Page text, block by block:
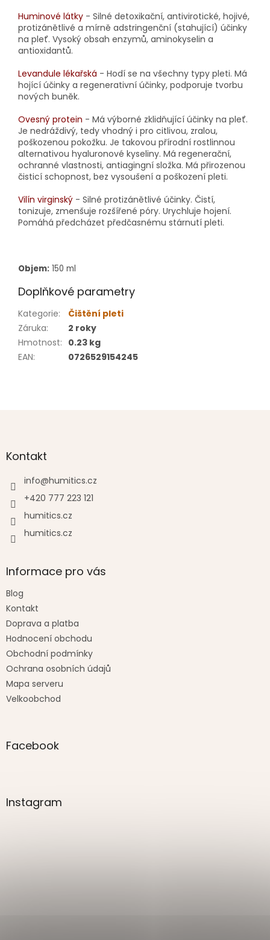
Huminové látky - Silné detoxikační, antivirotické, hojivé,
protizánětlivé a mírně adstringenční (stahující) účinky
na pleť. Vysoký obsah enzymů, aminokyselin a
antioxidantů.
Levandule lékařská - Hodí se na všechny typy pleti. Má
hojící účinky a regenerativní účinky, podporuje tvorbu
nových buněk.
Ovesný protein - Má výborné zklidňující účinky na pleť.
Je nedráždivý, tedy vhodný i pro citlivou, zralou,
poškozenou pokožku. Je takovou přírodní rostlinnou
alternativou hyaluronové kyseliny. Má regenerační,
ochranné vlastnosti, antiagingní složka. Má přirozenou
čisticí schopnost, bez vysoušení a poškození pleti.
Vilín virginský - Silné protizánětlivé účinky. Čistí,
tonizuje, zmenšuje rozšířené póry. Urychluje hojení.
Pomáhá předcházet předčasnému stárnutí pleti.
Objem: 150 ml
Doplňkové parametry
Kategorie:
Čištění pleti
Záruka:
2 roky
Hmotnost: 0.23 kg
EAN: 0726529154245
aKontakt
info@humitics.cz
+420 777 223 121
humitics.cz
humitics.cz
Informace pro vás
Blog
Kontakt
Doprava a platba
Hodnocení obchodu
Obchodní podmínky
Ochrana osobních údajů
Mapa serveru
Velkoobchod
Facebook
Instagram